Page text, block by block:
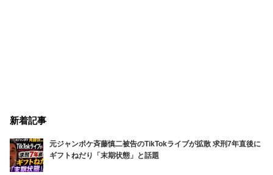
新着記事
元ジャンポケ斉藤慎二被告のTikTokライブが拡散 求刑7年直後に
ギフトねだり「末期状態」と話題